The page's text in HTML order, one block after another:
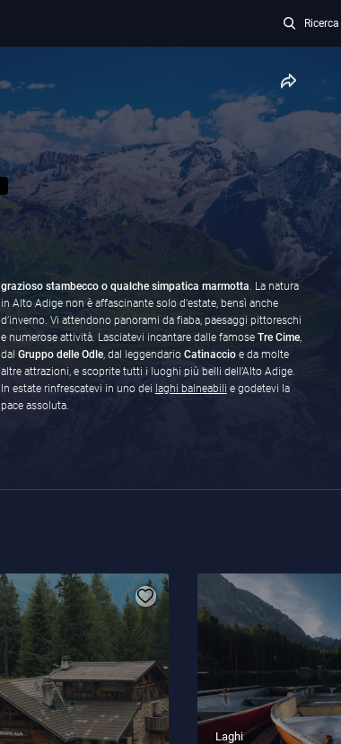
Ricerca
grazioso stambecco o qualche simpatica marmotta. La natura
in Alto Adige non è affascinante solo d’estate, bensì anche
d’inverno. Vi attendono panorami da fiaba, paesaggi pittoreschi
e numerose attività. Lasciatevi incantare dalle famose Tre Cime,
dal Gruppo delle Odle, dal leggendario Catinaccioe da molte
altre attrazioni, e scoprite tutti i luoghi più belli dell’Alto Adige.
In estate rinfrescatevi in uno dei laghi balneabili e godetevi la
pace assoluta.
Laghi